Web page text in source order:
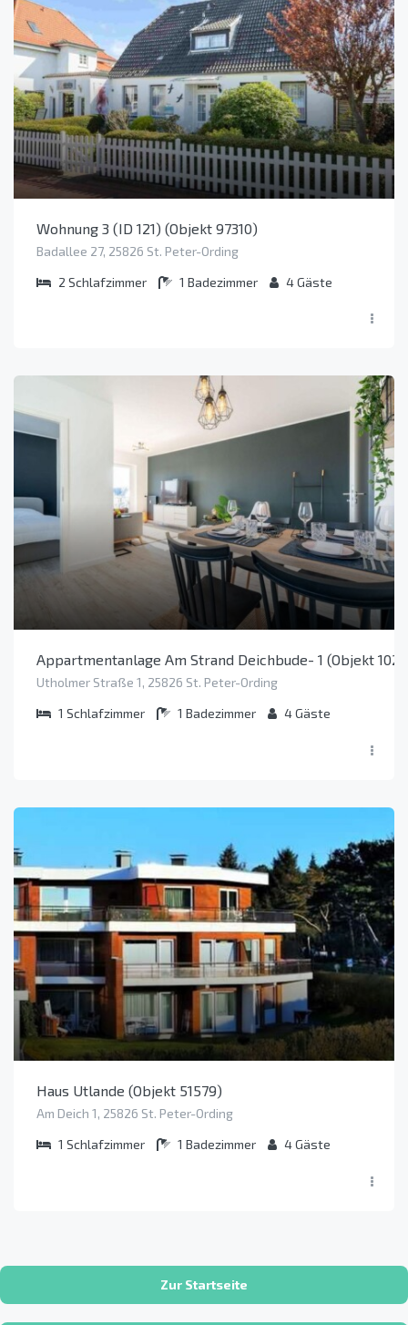
Wohnung 3 (ID 121) (Objekt 97310)
Badallee 27, 25826 St. Peter-Ording
2 Schlafzimmer 1 Badezimmer 4Gäste
Appartmentanlage Am Strand Deichbude- 1 (Objekt
Utholmer Straße 1, 25826 St. Peter-Ording
1 Schlafzimmer 1 Badezimmer 4Gäste
Haus Utlande (Objekt 51579)
Am Deich 1, 25826 St. Peter-Ording
1 Schlafzimmer 1 Badezimmer 4Gäste
Zur Startseite